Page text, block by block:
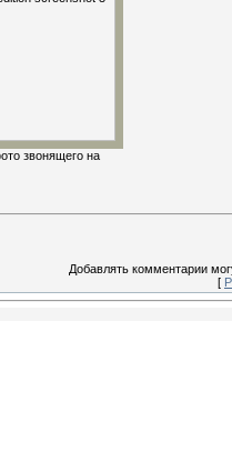
звонящего на
Добавлять комментарии
[